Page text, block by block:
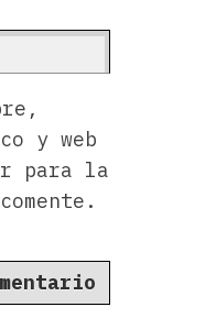
y web
para la